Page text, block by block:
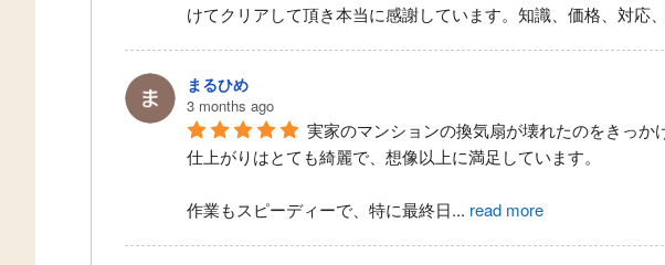
けてクリアして頂き本当に感謝しています。知識、価格、対応
まるひめ
3 months ago
実家のマンションの換気扇が壊れたのをきっか
仕上がりはとても綺麗で、想像以上に満足しています。
作業もスピーディーで、特に最終日... read more